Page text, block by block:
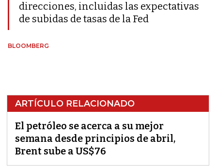
direcciones, incluidas las expectativas
de subidas de tasas de la Fed
BLOOMBERG
ARTÍCULO RELACIONADO
El petróleo se acerca a su mejor
semana desde principios de abril,
Brent sube a US$76